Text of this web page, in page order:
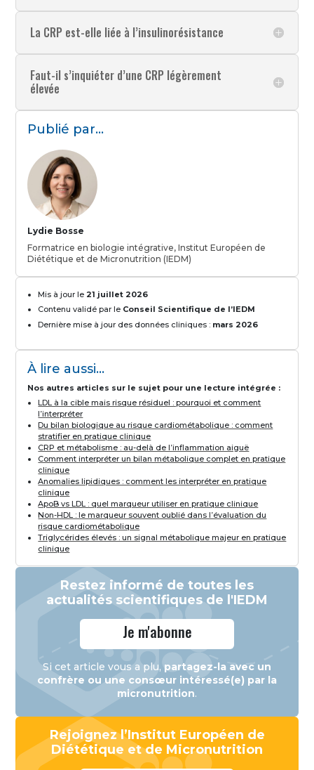
La CRP est-elle liée à l’insulinorésistance
Faut-il s’inquiéter d’une CRP légèrement
élevée
Publié par...
Lydie Bosse
Formatrice en biologie intégrative, Institut Européen de
Diététique et de Micronutrition (IEDM)
Mis à jour le 21 juillet 2026
Contenu validé par le Conseil Scientifique de l’IEDM
Dernière mise à jour des données cliniques : mars 2026
À lire aussi...
Nos autres articles sur le sujet pour une lecture intégrée :
LDL à la cible mais risque résiduel : pourquoi et comment
l’interpréter
Du bilan biologique au risque cardiométabolique : comment
stratifier en pratique clinique
CRP et métabolisme : au-delà de l’inflammation aiguë
Comment interpréter un bilan métabolique complet en pratique
clinique
Anomalies lipidiques : comment les interpréter en pratique
clinique
ApoB vs LDL : quel marqueur utiliser en pratique clinique
Non-HDL : le marqueur souvent oublié dans l’évaluation du
risque cardiométabolique
Triglycérides élevés : un signal métabolique majeur en pratique
clinique
Restez informé de toutes les
actualités scientifiques de l'IEDM
Je m'abonne
Si cet article vous a plu, partagez-la avec un
confrère ou une consœur intéressé(e) par la
micronutrition.
Rejoignez l’Institut Européen de
Diététique et de Micronutrition